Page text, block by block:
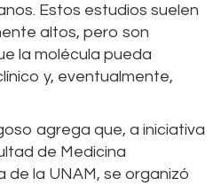
Estos estudios suelen
altos, pero son
la molécula pueda
y, eventualmente,
agrega que, a iniciativa
de Medicina
de la UNAM, se organizó